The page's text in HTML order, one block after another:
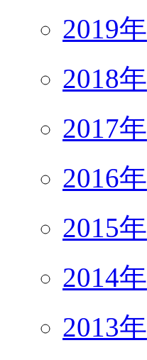
2019年
2018年
2017年
2016年
2015年
2014年
2013年